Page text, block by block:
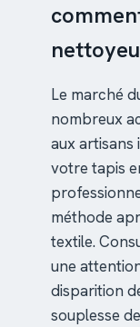
Le marché
nombreux
aux artisans
votre tapis
méthode
textile.
une
disparition
souplesse